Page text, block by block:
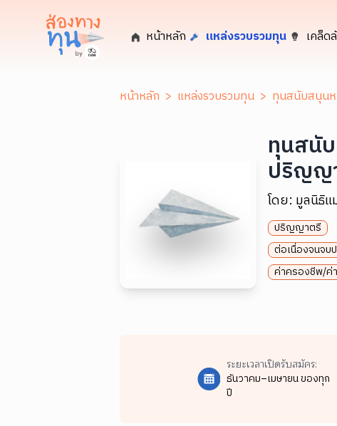
หน้าหลัก แหล่งรวบรวมทุน เคล็ด
หน้าหลัก > แหล่งรวบรวมทุน > ทุนสนับสนุน
ทุนสนั
ปริญญ
โดย: มูลนิธิ
ปริญญาตรี
ต่อเนื่องจนจ
ค่าครองชีพ/ค่
ระยะเวลาเปิดรับสมัคร:
ธันวาคม–เมษายน ของทุก
ปี